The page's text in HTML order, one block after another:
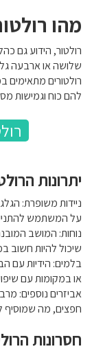
מהו
רולטור, הידוע גם
שלושה או ארבעה
רולטורים מתאימים
להם כוח וגמישות
יתרונות
ניידות משופרת:
על המשתמש
נוחות: המושב
שיכול להיות חשוב
בלמים: הידיות עם
או במקומות עם
אביזרים נוספים:
חפצים, מה שמוסיף
חסרונות